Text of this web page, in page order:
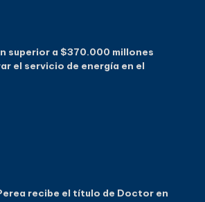
superior a $370.000 millones
el servicio de energía en el
recibe el título de Doctor en